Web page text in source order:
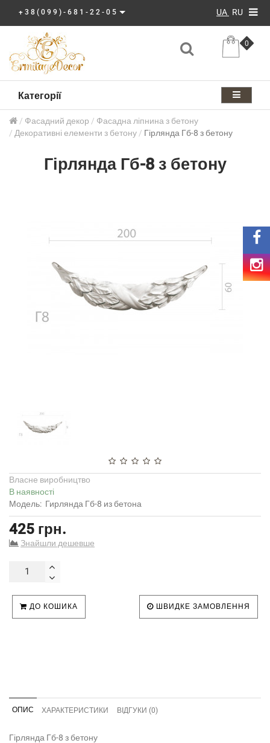
+38(099)-681-22-05 UA RU
0
Категорії
Фасадний декор
Фасадна ліпнина з бетону
Декоративні елементи з бетону
Гірлянда Гб-8 з бетону
Гірлянда Гб-8 з бетону
Власне виробництво
В наявності
Модель: Гирлянда Гб-8 из бетона
425 грн.
Знайшли дешевше
ДО КОШИКА ШВИДКЕ ЗАМОВЛЕННЯ
ОПИС ХАРАКТЕРИСТИКИ ВІДГУКИ (0)
Гірлянда Гб-8 з бетону